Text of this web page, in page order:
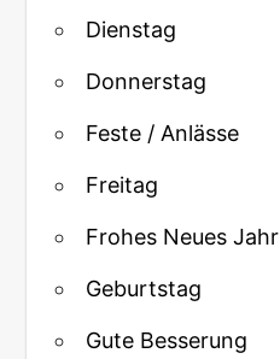
Dienstag
Donnerstag
Feste / Anlässe
Freitag
Frohes Neues Jahr
Geburtstag
Gute Besserung